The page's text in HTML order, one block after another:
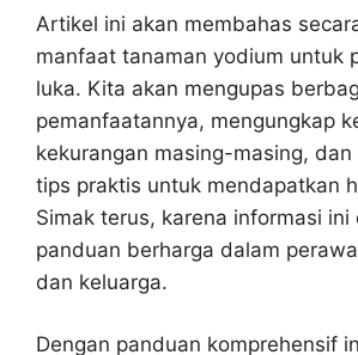
Artikel ini akan membahas
manfaat tanaman yodium untuk
luka. Kita akan mengupas
pemanfaatannya, mengungkap
kekurangan masing-masing,
tips praktis untuk mendapatkan
Simak terus, karena informasi
panduan berharga dalam
dan keluarga.
Dengan panduan komprehensif